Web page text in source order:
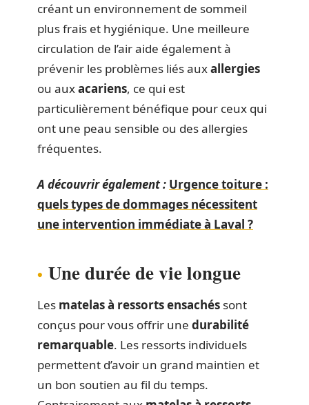
créant un environnement de sommeil
plus frais et hygiénique. Une meilleure
circulation de l’air aide également à
prévenir les problèmes liés auxallergies
ou auxacariens, ce qui est
particulièrement bénéfique pour ceux qui
ont une peau sensible ou des allergies
fréquentes.
A découvrir également : Urgence toiture :
quels types de dommages nécessitent
une intervention immédiate à Laval ?
Une durée de vie longue
Les matelas à ressorts ensachés sont
conçus pour vous offrir une durabilité
remarquable. Les ressorts individuels
permettent d’avoir un grand maintien et
un bon soutien au fil du temps.